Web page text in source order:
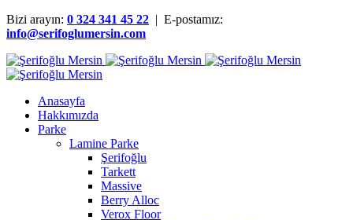
Bizi arayın: 0 324 341 45 22 | E-postamız:
info@serifoglumersin.com
Anasayfa
Hakkımızda
Parke
Lamine Parke
Şerifoğlu
Tarkett
Massive
Berry Alloc
Verox Floor